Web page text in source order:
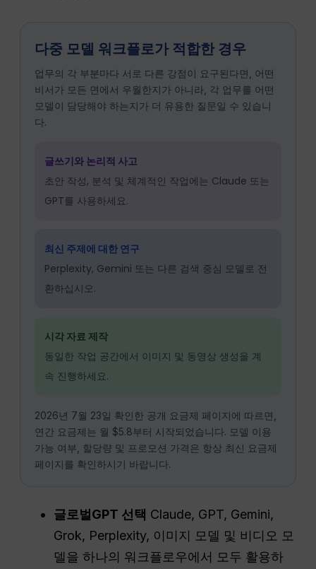
다중 모델 워크플로가 적합한 경우
업무의 각 부분마다 서로 다른 강점이 요구된다면, 어떤
비서가 모든 면에서 우월한지가 아니라, 각 업무를 어떤
모델이 담당해야 하는지가 더 유용한 질문일 수 있습니
다.
글쓰기와 논리적 사고
초안 작성, 분석 및 체계적인 작업에는 Claude 또는
GPT를 사용하세요.
최신 주제에 대한 연구
Perplexity, Gemini 또는 다른 검색 중심 모델로 전
환하십시오.
시각 자료 제작
동일한 작업 공간에서 이미지 및 동영상 생성을 계
속 진행하세요.
2026년 7월 23일 확인한 공개 요금제 페이지에 따르면,
연간 요금제는 월 $5.8부터 시작되었습니다. 모델 이용
가능 여부, 할당량 및 프로모션 가격은 항상 최신 요금제
페이지를 확인하시기 바랍니다.
글로벌GPT 선택 Claude, GPT, Gemini,
Grok, Perplexity, 이미지 모델 및 비디오 모
델을 하나의 워크플로우에서 모두 활용하